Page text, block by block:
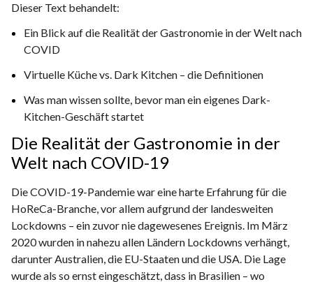
Dieser Text behandelt:
Ein Blick auf die Realität der Gastronomie in der Welt nach
COVID
Virtuelle Küche vs. Dark Kitchen – die Definitionen
Was man wissen sollte, bevor man ein eigenes Dark-
Kitchen-Geschäft startet
Die Realität der Gastronomie in der
Welt nach COVID-19
Die COVID-19-Pandemie war eine harte Erfahrung für die
HoReCa-Branche, vor allem aufgrund der landesweiten
Lockdowns – ein zuvor nie dagewesenes Ereignis. Im März
2020 wurden in nahezu allen Ländern Lockdowns verhängt,
darunter Australien, die EU-Staaten und die USA. Die Lage
wurde als so ernst eingeschätzt, dass in Brasilien – wo